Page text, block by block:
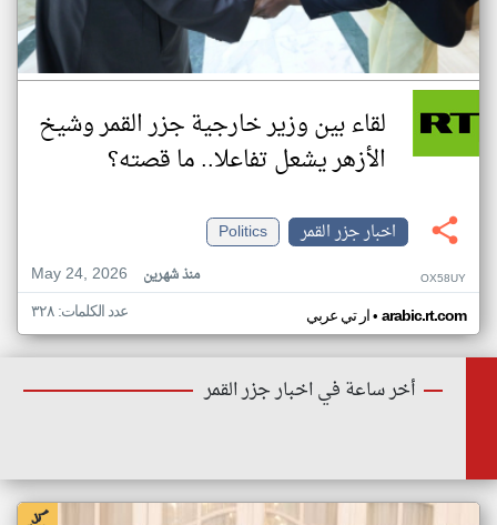
لقاء بين وزير خارجية جزر القمر وشيخ
الأزهر يشعل تفاعلا.. ما قصته؟
اخبار جزر القمر
Politics
May 24, 2026
منذ شهرين OX58UY
ار تي عربي• arabic.rt.com عدد الكلمات: ٣٢٨
أخر ساعة في اخبار جزر القمر